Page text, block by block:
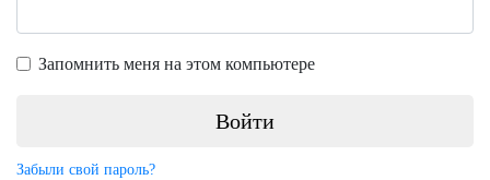
Запомнить меня на этом компьютере
Забыли свой пароль?